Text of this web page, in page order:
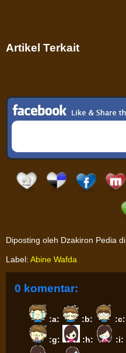
Artikel Terkait
Diposting oleh Dzakiron Pedia di
Label: Abine Wafda
0 komentar:
:a: :b: :c:
:g: :h: :i: